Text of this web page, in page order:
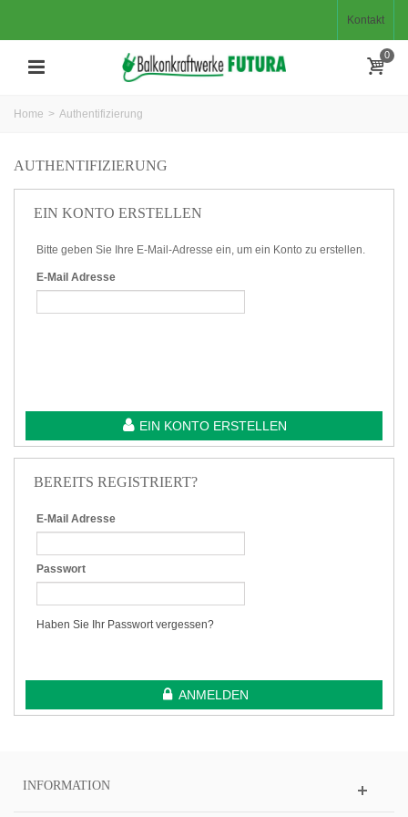
Kontakt
0
Home > Authentifizierung
AUTHENTIFIZIERUNG
EIN KONTO ERSTELLEN
Bitte geben Sie Ihre E-Mail-Adresse ein, um ein Konto zu erstellen.
E-Mail Adresse
EIN KONTO ERSTELLEN
BEREITS REGISTRIERT?
E-Mail Adresse
Passwort
Haben Sie Ihr Passwort vergessen?
ANMELDEN
INFORMATION